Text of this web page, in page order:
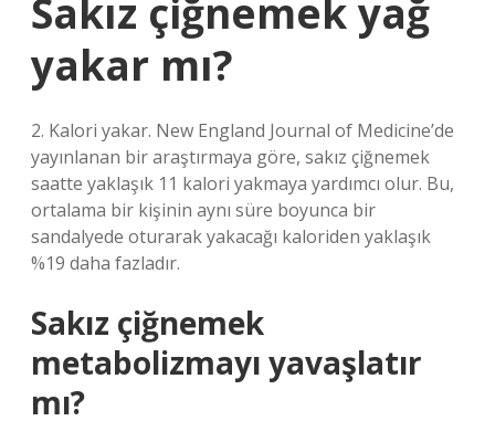
Sakız çiğnemek yağ
yakar mı?
2. Kalori yakar. New England Journal of Medicine’de
yayınlanan bir araştırmaya göre, sakız çiğnemek
saatte yaklaşık 11 kalori yakmaya yardımcı olur. Bu,
ortalama bir kişinin aynı süre boyunca bir
sandalyede oturarak yakacağı kaloriden yaklaşık
%19 daha fazladır.
Sakız çiğnemek
metabolizmayı yavaşlatır
mı?